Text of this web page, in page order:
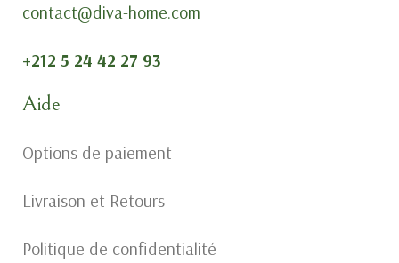
contact@diva-home.com
+212 5 24 42 27 93
Aide
Options de paiement
Livraison et Retours
Politique de confidentialité